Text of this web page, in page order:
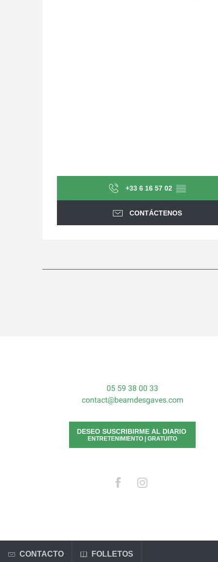
+33 6 16 57 02 ▒▒
CONTÁCTENOS
05 59 38 00 33
contact@bearndesgaves.com
DESEO SUSCRIBIRME AL DIARIO
ENTRETENIMIENTO | GRATUITO
CONTACTO FOLLETOS